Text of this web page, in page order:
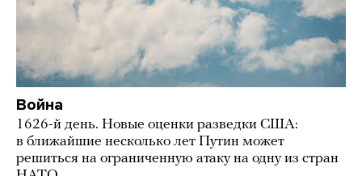
Война
1626-й день. Новые оценки разведки США:
в ближайшие несколько лет Путин может
решиться на ограниченную атаку на одну из стран